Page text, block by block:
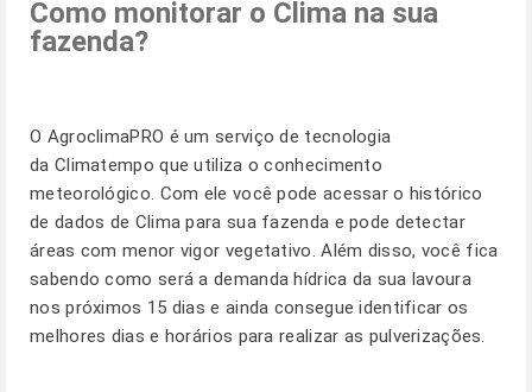
Como monitorar o Clima na sua
fazenda?
O AgroclimaPRO é um serviço de tecnologia
da Climatempo que utiliza o conhecimento
meteorológico. Com ele você pode acessar o histórico
de dados de Clima para sua fazenda e pode detectar
áreas com menor vigor vegetativo. Além disso, você fica
sabendo como será a demanda hídrica da sua lavoura
nos próximos 15 dias e ainda consegue identificar os
melhores dias e horários para realizar as pulverizações.